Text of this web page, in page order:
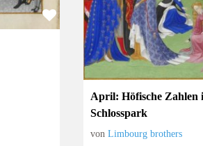
April: Höfische Zahlen
Schlosspark
vonLimbourg brothers